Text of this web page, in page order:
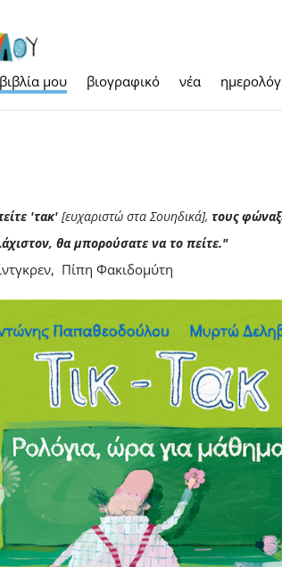
μου βιογραφικό νέα
'τακ' [ευχαριστώ στα Σουηδικά], τους
θα μπορούσατε να το πείτε."
Πίπη Φακιδομύτη